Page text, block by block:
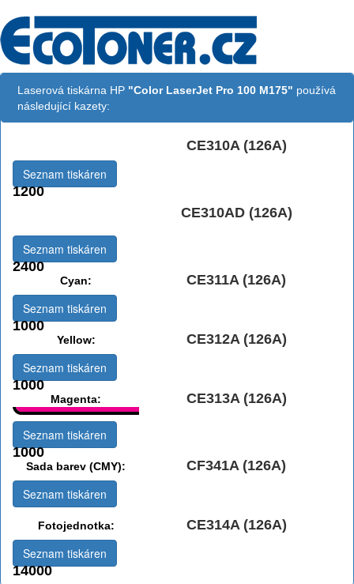
Laserová tiskárna HP "Color LaserJet Pro 100 M175" používá
následující kazety:
CE310A (126A)
1200
Seznam tiskáren
CE310AD (126A)
2400
Seznam tiskáren
Cyan: CE311A (126A)
1000
Seznam tiskáren
Yellow: CE312A (126A)
1000
Seznam tiskáren
Magenta: CE313A (126A)
1000
Seznam tiskáren
Sada barev (CMY):
CF341A (126A)
Seznam tiskáren
Fotojednotka: CE314A (126A)
14000
Seznam tiskáren